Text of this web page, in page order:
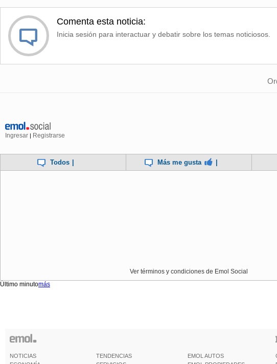
Comenta esta noticia:
Inicia sesión para interactuar y debatir sobre los temas noticiosos.
Ingresar | Registrarse
Todos | Más me gusta |
Ver términos y condiciones de Emol Social
Último minutomás
NOTICIAS
TENDENCIAS
EMOL AUTOS